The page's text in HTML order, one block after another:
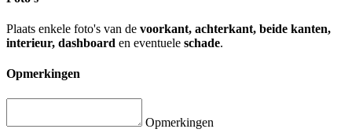
Plaats enkele foto's van de voorkant, achterkant, beide kanten,
interieur, dashboard en eventuele schade.
Opmerkingen
Opmerkingen